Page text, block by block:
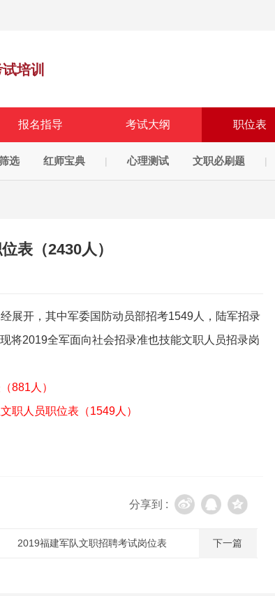
培训
报名指导 考试大纲 职位表
选 红师宝典 | 心理测试 文职必刷题 |
表（2430人）
展开，其中军委国防动员部招考1549人，陆军招录
将2019全军面向社会招录准也技能文职人员招录岗
881人）
职人员职位表（1549人）
分享到 :
2019福建军队文职招聘考试岗位表 下一篇